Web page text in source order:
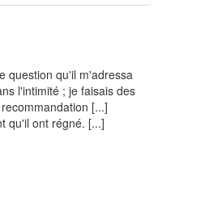
question qu'il m'adressa
l'intimité ; je faisais des
[...]
qu'il ont régné. [...]